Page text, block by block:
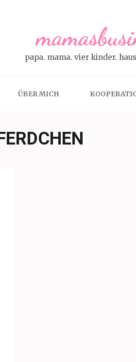
papa. mama. vier kinder.
ÜBER MICH